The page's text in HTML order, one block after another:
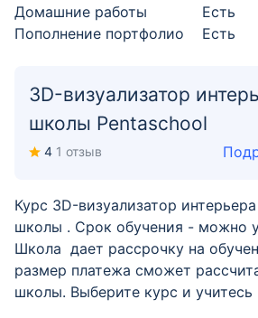
Домашние работы
Есть
Пополнение портфолио
Есть
3D-визуализатор
школы Pentaschool
4 1 отзыв
Курс 3D-визуализатор
школы . Срок обучения - можно
Школа дает рассрочку на
размер платежа сможет
школы. Выберите курс и учитесь